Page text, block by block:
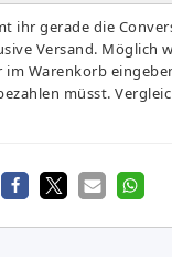
ihr gerade die
Versand. Möglich
im Warenkorb
müsst.